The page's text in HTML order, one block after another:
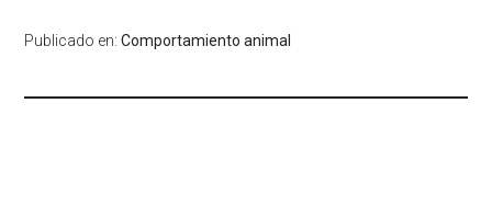
Publicado en:Comportamiento animal